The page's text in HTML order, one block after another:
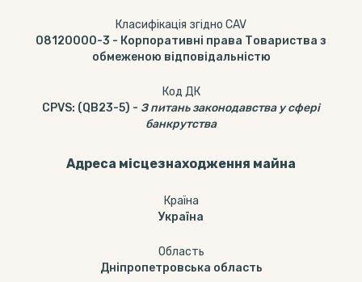
Класифікація згідно CAV
08120000-3 - Корпоративні права Товариства з
обмеженою відповідальністю
Код ДК
CPVS: (QB23-5) - З питань законодавства у сфері
банкрутства
Адреса місцезнаходження майна
Країна
Україна
Область
Дніпропетровська область